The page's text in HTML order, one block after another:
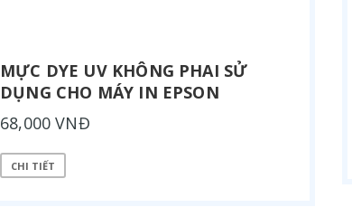
MỰC DYE UV KHÔNG PHAI SỬ
DỤNG CHO MÁY IN EPSON
68,000 VNĐ
CHI TIẾT